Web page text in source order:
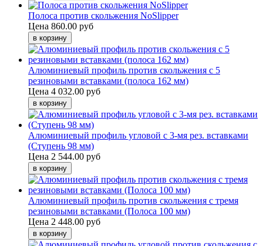
Полоса против скольжения NoSlipper
Цена 860.00 руб
Алюминиевый профиль против скольжения с 5
резиновыми вставками (полоса 162 мм)
Цена 4 032.00 руб
Алюминиевый профиль угловой с 3-мя рез. вставками
(Ступень 98 мм)
Цена 2 544.00 руб
Алюминиевый профиль против скольжения с тремя
резиновыми вставками (Полоса 100 мм)
Цена 2 448.00 руб